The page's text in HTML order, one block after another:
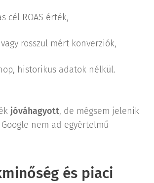
cél ROAS érték,
rosszul mért konverziók,
historikus adatok nélkül.
jóváhagyott, de mégsem jelenik
nem ad egyértelmű
és piaci